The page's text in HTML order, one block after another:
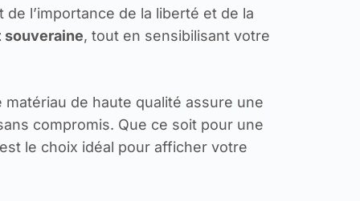
l’importance de la liberté et de la
souveraine, tout en sensibilisant votre
matériau de haute qualité assure une
compromis. Que ce soit pour une
le choix idéal pour afficher votre